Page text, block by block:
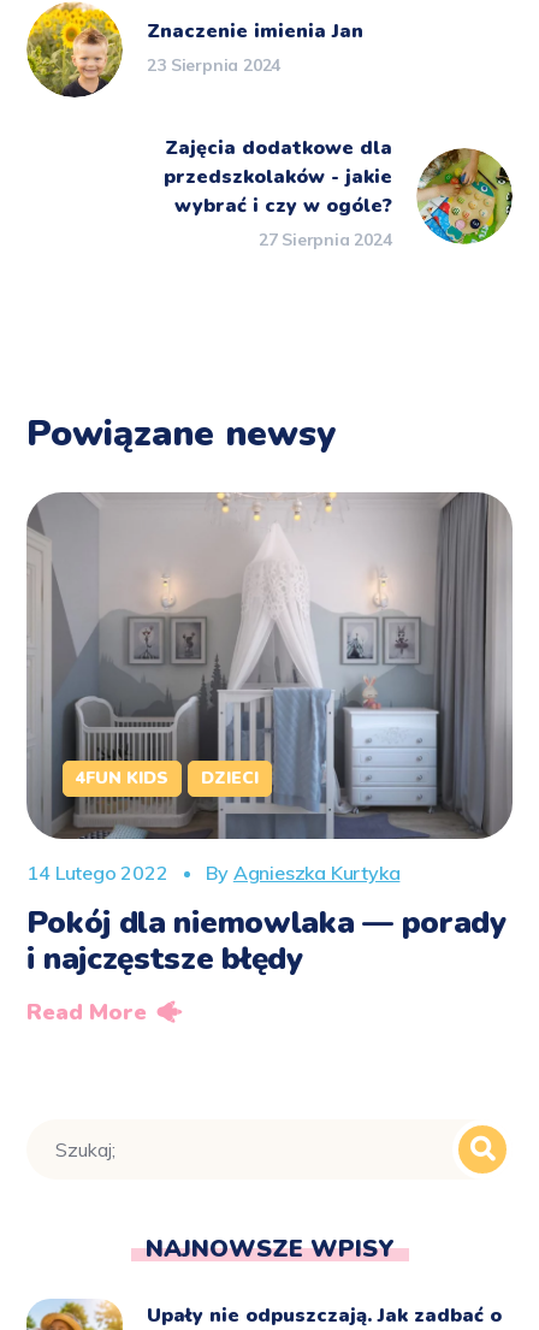
Znaczenie imienia Jan
23 Sierpnia 2024
Zajęcia dodatkowe dla
przedszkolaków - jakie
wybrać i czy w ogóle?
27 Sierpnia 2024
Powiązane newsy
4FUN KIDS DZIECI
14 Lutego 2022 By Agnieszka Kurtyka
Pokój dla niemowlaka — porady
i najczęstsze błędy
Read More
NAJNOWSZE WPISY
Upały nie odpuszczają. Jak zadbać o